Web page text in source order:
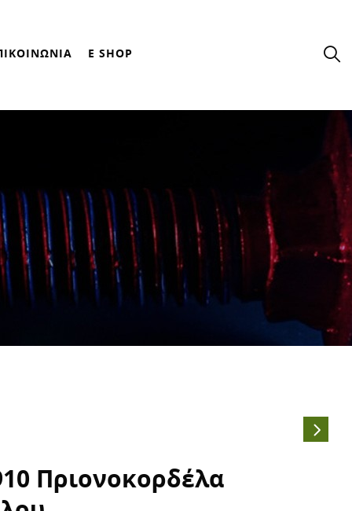
E SHOP
Πριονοκορδέλα